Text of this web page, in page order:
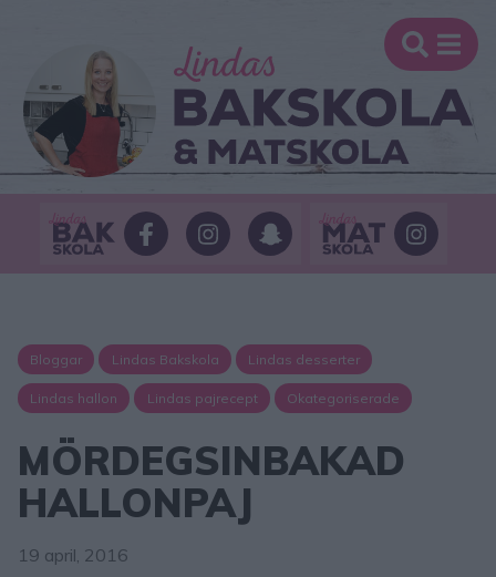
Bloggar Lindas Bakskola Lindas desserter
Lindas hallon Lindas pajrecept Okategoriserade
MÖRDEGSINBAKAD
HALLONPAJ
19 april, 2016